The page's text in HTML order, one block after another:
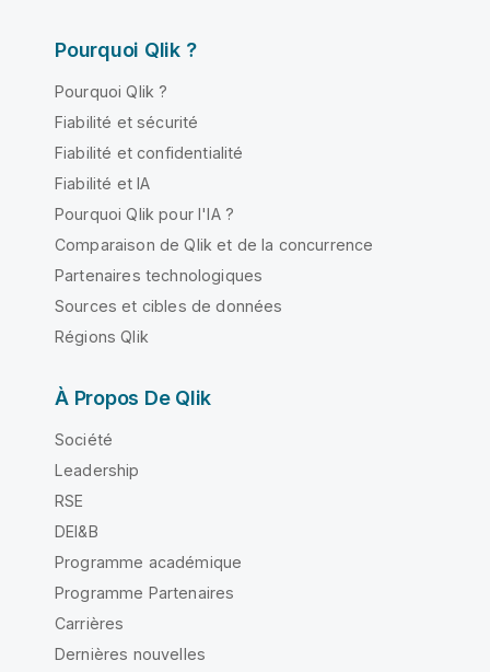
Pourquoi Qlik ?
Pourquoi Qlik ?
Fiabilité et sécurité
Fiabilité et confidentialité
Fiabilité et IA
Pourquoi Qlik pour l'IA ?
Comparaison de Qlik et de la concurrence
Partenaires technologiques
Sources et cibles de données
Régions Qlik
À Propos De Qlik
Société
Leadership
RSE
DEI&B
Programme académique
Programme Partenaires
Carrières
Dernières nouvelles